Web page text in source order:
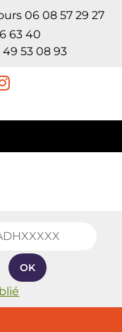
06 08 57 29 27
63 40
53 08 93​
OK